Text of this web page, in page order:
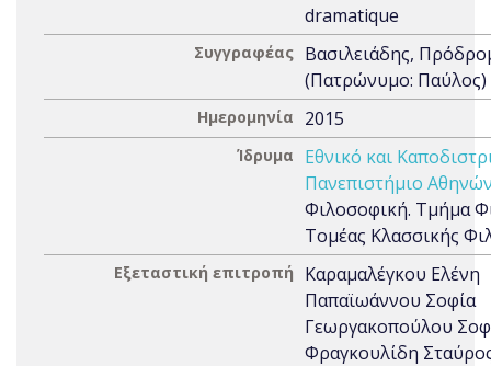
dramatique
Συγγραφέας Βασιλειάδης,
(Πατρώνυμο: Παύλος)
Ημερομηνία 2015
Ίδρυμα
Εθνικό και
Πανεπιστήμιο
Φιλοσοφική. Τμήμα
Τομέας Κλασσικής
Εξεταστική επιτροπή
Καραμαλέγκου Ελένη
Παπαϊωάννου Σοφία
Γεωργακοπούλου
Φραγκουλίδη